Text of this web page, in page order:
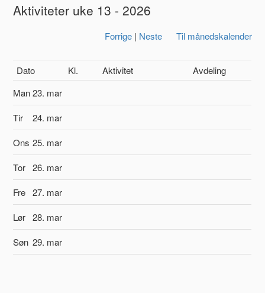
Aktiviteter uke 13 - 2026
Forrige| Neste Til månedskalender
Dato Kl. Aktivitet
Avdeling
Man23. mar
Tir
24. mar
Ons 25. mar
Tor 26. mar
Fre 27. mar
Lør 28. mar
Søn 29. mar